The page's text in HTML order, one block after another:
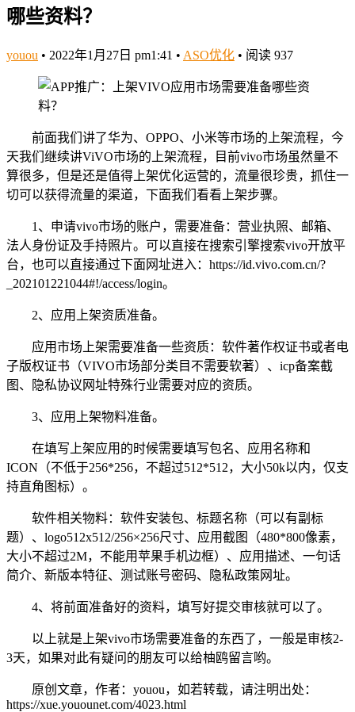
哪些资料？
youou • 2022年1月27日 pm1:41 • ASO优化 • 阅读 937
前面我们讲了华为、OPPO、小米等市场的上架流程，今
天我们继续讲ViVO市场的上架流程，目前vivo市场虽然量不
算很多，但是还是值得上架优化运营的，流量很珍贵，抓住一
切可以获得流量的渠道，下面我们看看上架步骤。
1、申请vivo市场的账户，需要准备：营业执照、邮箱、
法人身份证及手持照片。可以直接在搜索引擎搜索vivo开放平
台，也可以直接通过下面网址进入：https://id.vivo.com.cn/?
_202101221044#!/access/login。
2、应用上架资质准备。
应用市场上架需要准备一些资质：软件著作权证书或者电
子版权证书（VIVO市场部分类目不需要软著）、icp备案截
图、隐私协议网址特殊行业需要对应的资质。
3、应用上架物料准备。
在填写上架应用的时候需要填写包名、应用名称和
ICON（不低于256*256，不超过512*512，大小50k以内，仅支
持直角图标）。
软件相关物料：软件安装包、标题名称（可以有副标
题）、logo512x512/256×256尺寸、应用截图（480*800像素，
大小不超过2M，不能用苹果手机边框）、应用描述、一句话
简介、新版本特征、测试账号密码、隐私政策网址。
4、将前面准备好的资料，填写好提交审核就可以了。
以上就是上架vivo市场需要准备的东西了，一般是审核2-
3天，如果对此有疑问的朋友可以给柚鸥留言哟。
原创文章，作者：youou，如若转载，请注明出处：
https://xue.youounet.com/4023.html